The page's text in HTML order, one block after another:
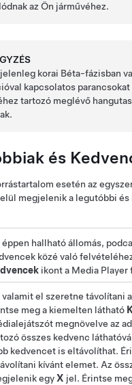
az Ön járművéhez.
korai Béta-fázisban
kapcsolatos
tartozó meglévő
és
esetén az
megjelenik a legutóbbi és
éppen hallható állomás,
közé való
ikont a Media Player
valamit el szeretne távolítani
meg a kiemelten látható
megnövelve az
összes kedvenc
kedvencet is eltávolíthat.
kívánt elemet. Az
egyX jel. Érintse